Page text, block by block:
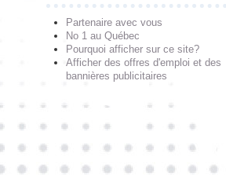
Partenaire avec vous
No 1 au Québec
Pourquoi afficher sur ce site?
Afficher des offres d'emploi et des
bannières publicitaires